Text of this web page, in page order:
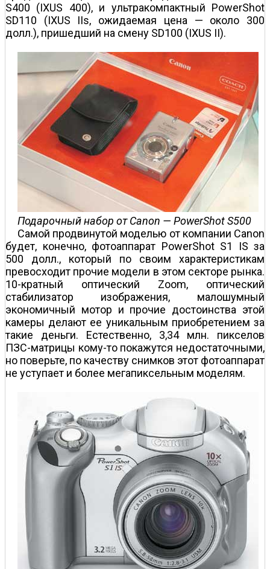
S400 (IXUS 400), и ультракомпактный PowerShot
SD110 (IXUS IIs, ожидаемая цена — около 300
долл.), пришедший на смену SD100 (IXUS II).
Подарочный набор от Canon — PowerShot S500
Самой продвинутой моделью от компании Canon
будет, конечно, фотоаппарат PowerShot S1 IS за
500 долл., который по своим характеристикам
превосходит прочие модели в этом секторе рынка.
10-кратный оптический Zoom, оптический
стабилизатор изображения, малошумный
экономичный мотор и прочие достоинства этой
камеры делают ее уникальным приобретением за
такие деньги. Естественно, 3,34 млн. пикселов
ПЗС-матрицы кому-то покажутся недостаточными,
но поверьте, по качеству снимков этот фотоаппарат
не уступает и более мегапиксельным моделям.